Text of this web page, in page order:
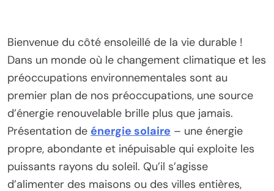
Bienvenue du côté ensoleillé de la vie durable !
Dans un monde où le changement climatique et les
préoccupations environnementales sont au
premier plan de nos préoccupations, une source
d’énergie renouvelable brille plus que jamais.
Présentation de énergie solaire – une énergie
propre, abondante et inépuisable qui exploite les
puissants rayons du soleil. Qu’il s’agisse
d’alimenter des maisons ou des villes entières,